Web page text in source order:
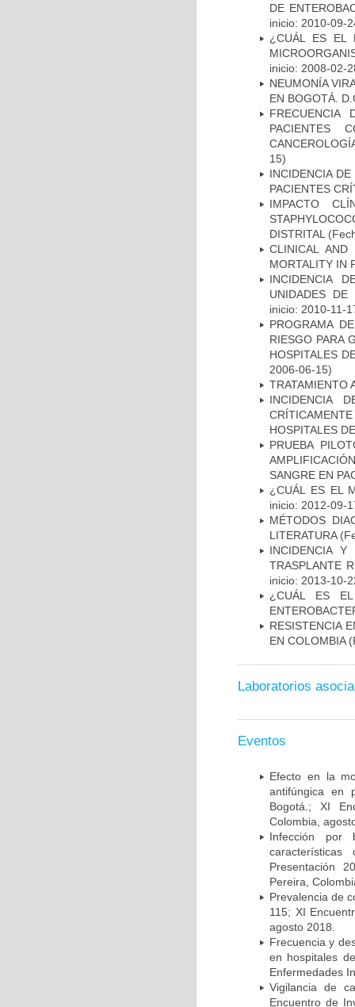
DE
inicio: 2010-09-
¿CUÁL ES EL
inicio: 2008-02-
NEUMONÍA
EN BOGOTÁ.
FRECUENCIA
PACIENTES
15)
INCIDENCIA
PACIENTES
IMPACTO
DISTRITAL
CLINICAL AND
MORTALITY IN
INCIDENCIA
UNIDADES DE
inicio: 2010-11-
PROGRAMA
RIESGO PARA
HOSPITALES
2006-06-15)
TRATAMIENTO
INCIDENCIA
HOSPITALES
PRUEBA
SANGRE EN
¿CUÁL ES EL
inicio: 2012-09-
MÉTODOS
LITERATURA
INCIDENCIA Y
TRASPLANTE
inicio: 2013-10-
¿CUÁL ES EL
RESISTENCIA
EN COLOMBIA
Laboratorios
Eventos
Efecto en la
antifúngica en
Bogotá.; XI
Colombia,
Infección por
Presentación
Pereira,
Prevalencia de
115; XI
agosto 2018.
Frecuencia y
en hospitales
Enfermedades
Vigilancia de
Encuentro de